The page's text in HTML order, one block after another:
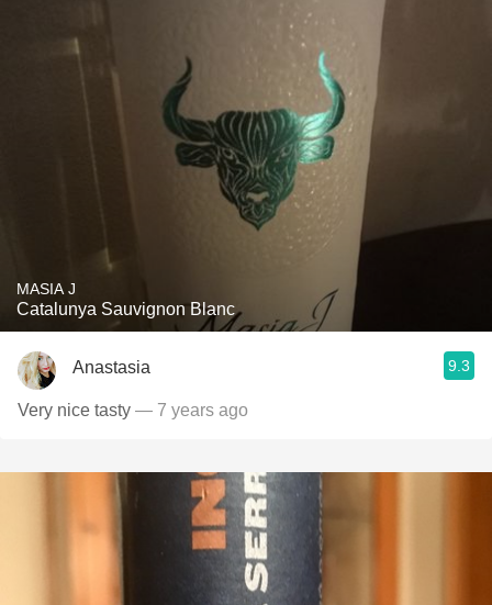
MASIA J
Catalunya Sauvignon Blanc
Anastasia 9.3
Very nice tasty — 7 years ago